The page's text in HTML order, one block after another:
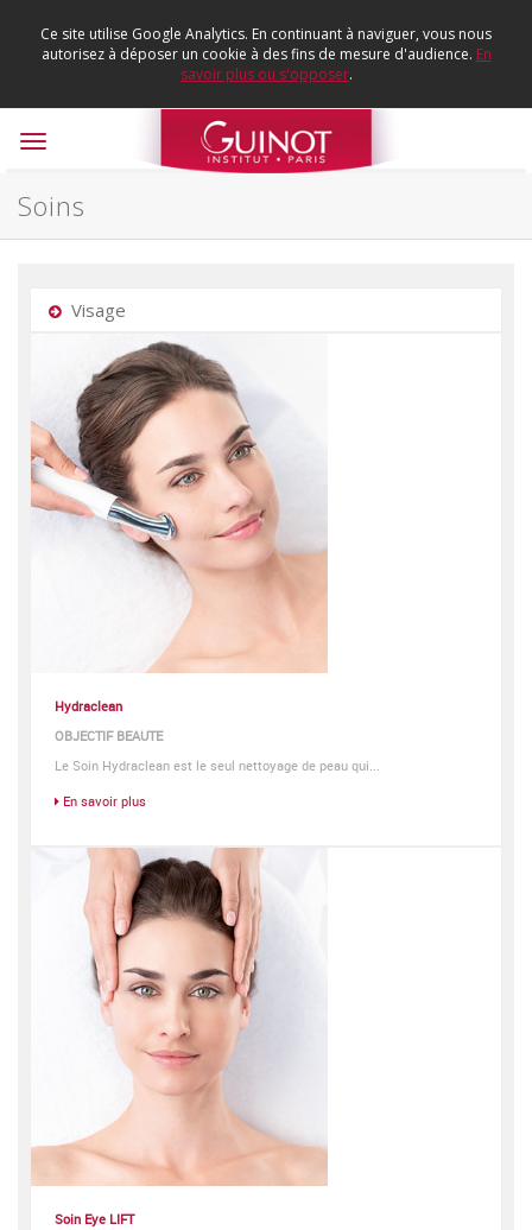
Ce site utilise Google Analytics. En continuant à naviguer, vous nous
autorisez à déposer un cookie à des fins de mesure d'audience. En
savoir plus ou s'opposer.
Toggle
Soins
Visage
Hydraclean
OBJECTIF BEAUTE
Le Soin Hydraclean est le seul nettoyage de peau qui...
En savoir plus
Soin Eye LIFT